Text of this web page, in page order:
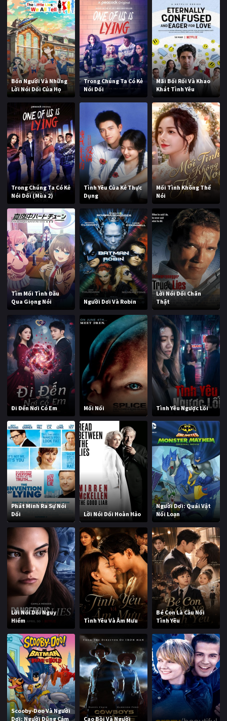
Bốn Người Và Những
Lời Nói Dối Của Họ
Trong Chúng Ta Có Kẻ
Nói Dối
Mãi Bối Rối Và Khao
Khát Tình Yêu
Trong Chúng Ta Có Kẻ
Nói Dối (Mùa 2)
Tình Yêu Của Kẻ Thực
Dụng
Mối Tình Không Thể
Nói
Tìm Mối Tình Đầu
Qua Giọng Nói
Người Dơi Và Robin
Lời Nói Dối Chân
Thật
Đi Đến Nơi Có Em Mối Nối Tình Yêu Ngược Lối
Phát Minh Ra Sự Nói
Dối
Lời Nói Dối Hoàn Hảo
Người Dơi: Quái Vật
Nổi Loạn
Lời Nói Dối Nguy
Hiểm
Tình Yêu Và Âm Mưu
Bé Con Là Cầu Nối
Tình Yêu
Scooby-Doo Và Người
Dơi: Người Dũng Cảm
Cao Bồi Và Người